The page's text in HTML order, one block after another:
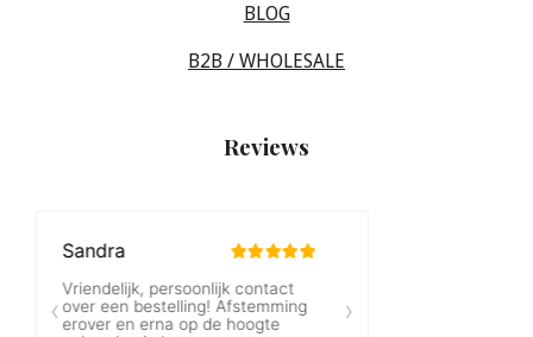
BLOG
B2B / WHOLESALE
Reviews